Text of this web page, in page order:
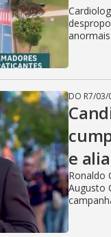
DO R7/03/
e
Ronaldo
Augusto